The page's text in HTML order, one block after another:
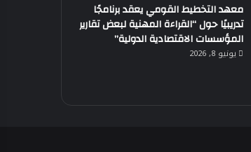
معهد التخطيط القومي يعقد برنامجًا
تدريبيًا حول “القراءة المهنية لبعض تقارير
المؤسسات الاقتصادية الدولية”
يونيو 8, 2026